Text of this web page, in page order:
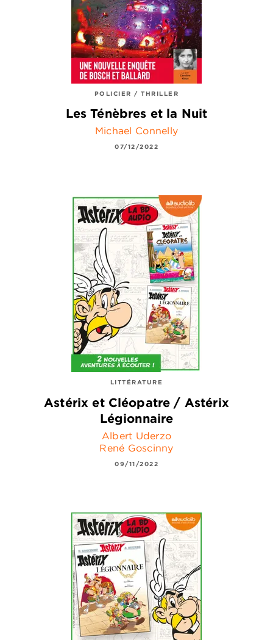
POLICIER / THRILLER
Les Ténèbres et la Nuit
Michael Connelly
07/12/2022
LITTÉRATURE
Astérix et Cléopatre / Astérix
Légionnaire
Albert Uderzo
René Goscinny
09/11/2022